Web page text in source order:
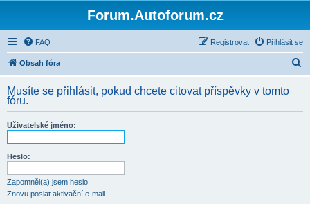
Forum.Autoforum.cz
FAQ Přihlásit se
Registrovat
Obsah fóra
d
Musíte se přihlásit, pokud chcete citovat příspěvky v tomto
fóru.
Uživatelské jméno:
Heslo:
Zapomněl(a) jsem heslo
Znovu poslat aktivační e-mail